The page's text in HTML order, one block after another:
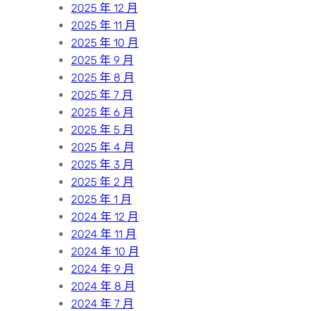
2025 年 12 月
2025 年 11 月
2025 年 10 月
2025 年 9 月
2025 年 8 月
2025 年 7 月
2025 年 6 月
2025 年 5 月
2025 年 4 月
2025 年 3 月
2025 年 2 月
2025 年 1 月
2024 年 12 月
2024 年 11 月
2024 年 10 月
2024 年 9 月
2024 年 8 月
2024 年 7 月